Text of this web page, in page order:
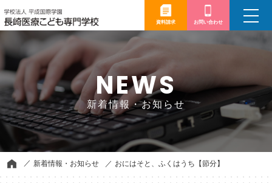
資料請求 お問い合わせ
toggle
NEWS
新着情報・お知らせ
新着情報・お知らせ おにはそと、ふくはうち【節分】